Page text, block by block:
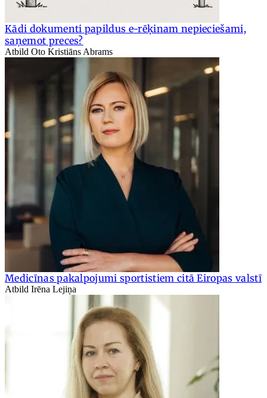
Kādi dokumenti papildus e-rēķinam nepieciešami,
saņemot preces?
Atbild Oto Kristiāns Abrams
Medicīnas pakalpojumi sportistiem citā Eiropas valstī
Atbild Irēna Lejiņa